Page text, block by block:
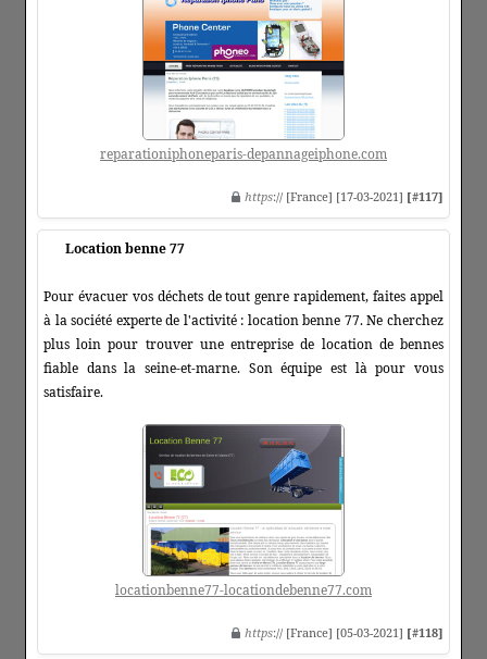
reparationiphoneparis-depannageiphone.com
https:// [France] [17-03-2021] [#117]
Location benne 77
Pour évacuer vos déchets de tout genre rapidement, faites appel
à la société experte de l'activité : location benne 77. Ne cherchez
plus loin pour trouver une entreprise de location de bennes
fiable dans la seine-et-marne. Son équipe est là pour vous
satisfaire.
locationbenne77-locationdebenne77.com
https:// [France] [05-03-2021] [#118]